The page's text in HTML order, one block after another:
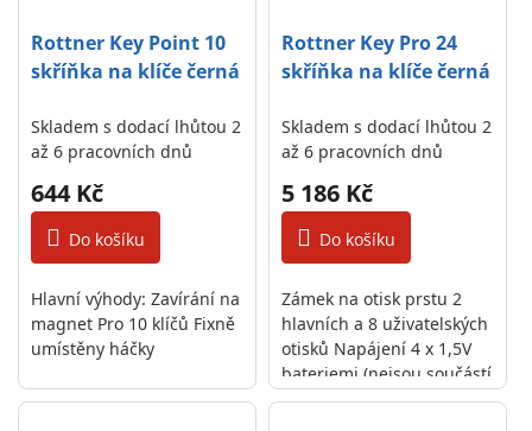
Rottner Key Point 10
skříňka na klíče černá
Skladem s dodací lhůtou 2
až 6 pracovních dnů
644 Kč
Do košíku
Hlavní výhody: Zavírání na
magnet Pro 10 klíčů Fixně
umístěny háčky
Rottner Key Pro 24
skříňka na klíče černá
Skladem s dodací lhůtou 2
až 6 pracovních dnů
5 186 Kč
Do košíku
Zámek na otisk prstu 2
hlavních a 8 uživatelských
otisků Napájení 4 x 1,5V
bateriemi (nejsou součástí
balení) Celkově 24 háčků